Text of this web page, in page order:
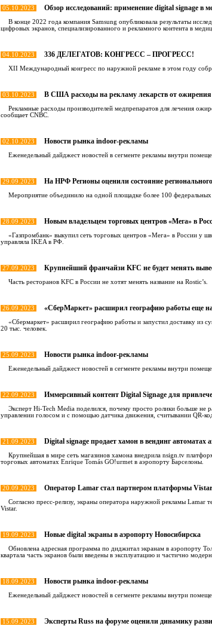
05.10.2023 Обзор исследований: применение digital signage в
В конце 2022 года компания Samsung опубликовала результаты
цифровых экранов, специализированного и рекламного контента в
04.10.2023 336 ДЕЛЕГАТОВ: КОНГРЕСС – ПРОГРЕСС!
XII Международный конгресс по наружной рекламе в этом году
03.10.2023 В США расходы на рекламу лекарств от ожирения
Рекламные расходы производителей медпрепаратов для лечения
сообщает CNBC.
02.10.2023 Новости рынка indoor-рекламы
Еженедельный дайджест новостей в сегменте рекламы внутри
29.09.2023 На НРФ Регионы оценили состояние
Мероприятие объединило на одной площадке более 100 федеральных
28.09.2023 Новым владельцем торговых центров «Мега» в
«Газпромбанк» выкупил сеть торговых центров «Мега» в России у
управляла IKEA в РФ.
27.09.2023 Крупнейший франчайзи KFC не будет менять
Часть ресторанов KFC в России не хотят менять название на Rostic’s.
26.09.2023 «СберМаркет» расширил географию работы еще на
«Сбермаркет» расширил географию работы и запустил доставку из
20 тыс. человек.
25.09.2023 Новости рынка indoor-рекламы
Еженедельный дайджест новостей в сегменте рекламы внутри
22.09.2023 Иммерсивный контент Digital Signage для
Эксперт Hi-Tech Media поделился, почему просто ролики больше не
управлении голосом и с помощью датчика движения, считывании QR-
21.09.2023 Digital signage продает хамон в вендинг автоматах
Крупнейшая в мире сеть магазинов хамона внедрила nsign.tv
торговых автоматах Enrique Tomás GO!urmet в аэропорту Барселоны.
20.09.2023 Оператор Lamar стал партнером платформы
Согласно пресс-релизу, экраны оператора наружной рекламы Lamar
Vistar.
19.09.2023 Новые digital экраны в аэропорту Новосибирска
Обновлена адресная программа по диджитал экранам в аэропорту
квартала часть экранов были введены в эксплуатацию и частично
18.09.2023 Новости рынка indoor-рекламы
Еженедельный дайджест новостей в сегменте рекламы внутри
15.09.2023 Эксперты Russ на форуме оценили динамику